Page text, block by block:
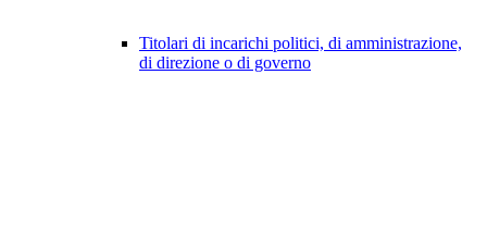
Titolari di incarichi politici, di amministrazione,
di direzione o di governo